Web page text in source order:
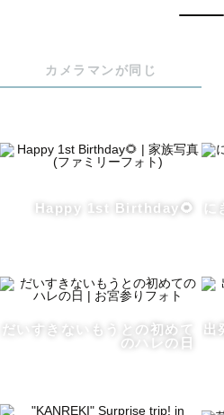
🤱ナチュラルニューボーン認定
撮影小物もお貸し出し可能です
和装のマナーもバッチリ！
カメラマンが同じ
Happy 1st Birthday🌻
だいすきないもうとの初めて
のハレの日
出